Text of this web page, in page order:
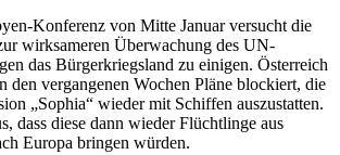
Konferenz von Mitte Januar versucht die
wirksameren Überwachung des UN-
das Bürgerkriegsland zu einigen. Österreich
den vergangenen Wochen Pläne blockiert, die
„Sophia“ wieder mit Schiffen auszustatten.
dass diese dann wieder Flüchtlinge aus
Europa bringen würden.